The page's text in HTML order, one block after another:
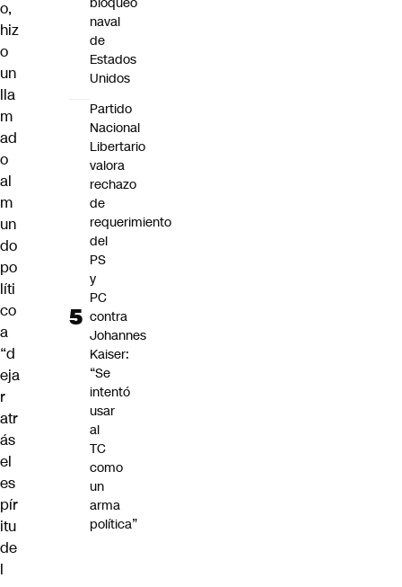
o,
hiz
o
un
lla
m
ad
o
al
m
un
do
po
líti
co
a
“d
eja
r
atr
ás
el
es
pír
itu
de
l
naval
de
Estados
Unidos
Partido
Nacional
Libertario
valora
rechazo
de
requerimiento
del
PS
y
PC
contra
Johannes
Kaiser:
“Se
intentó
usar
al
TC
como
un
arma
política”